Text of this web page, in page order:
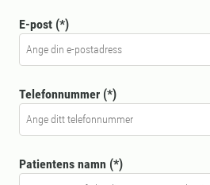
E-post
Telefonnummer
Patientens namn